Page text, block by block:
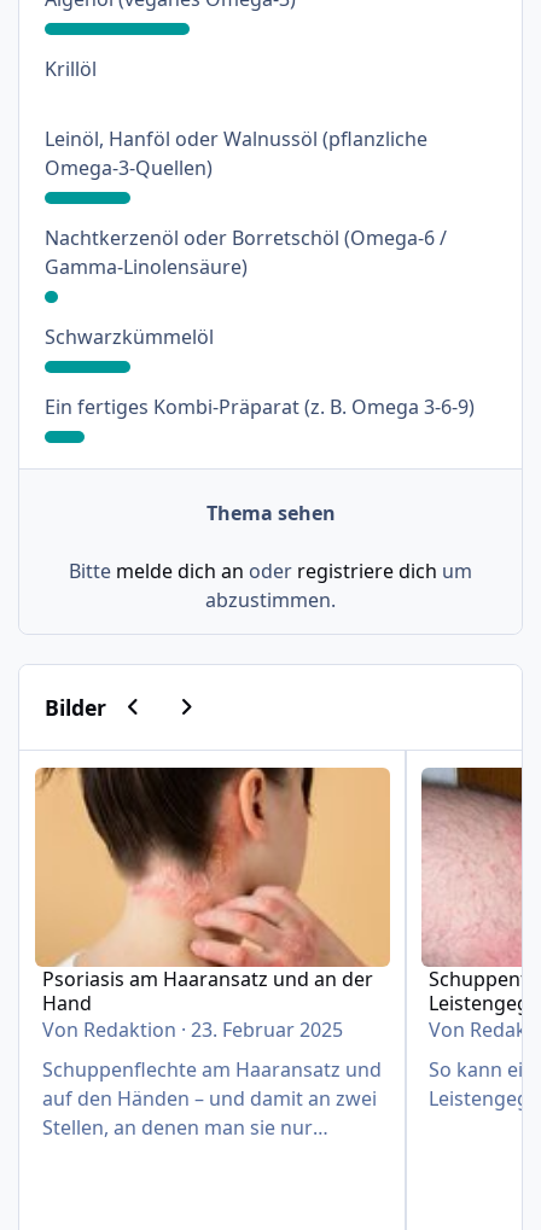
Krillöl: 0%
Leinöl, Hanföl oder Walnussöl (pflanzliche
Omega-3-Quellen): 19%
Nachtkerzenöl oder Borretschöl (Omega-6 /
Gamma-Linolensäure): 3%
Schwarzkümmelöl: 19%
Ein fertiges Kombi-Präparat (z. B. Omega 3-6-9): 9%
Thema sehen
Bitte melde dich an oder registriere dich um
abzustimmen.
BilderVorherige Karussell-Folie
Nächste Karussell-Folie
Psoriasis am Haaransatz und an der Hand
Psoriasis am Haaransatz und an der
Hand
Von Redaktion ·23. Februar 2025
Schuppenflechte am Haaransatz und
auf den Händen – und damit an zwei
Stellen, an denen man sie nur
Von
So kann